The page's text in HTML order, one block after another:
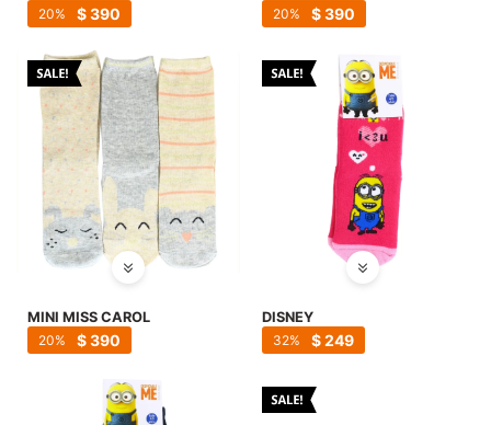
$390
20 $390
20
MINI MISS CAROL
$390
20
DISNEY
$249
32